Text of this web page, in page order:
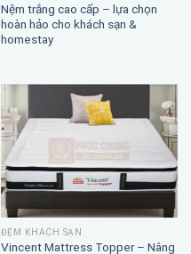
Nệm trắng cao cấp – lựa chọn
hoàn hảo cho khách sạn &
homestay
ĐỆM KHÁCH SẠN
Vincent Mattress Topper – Nâng